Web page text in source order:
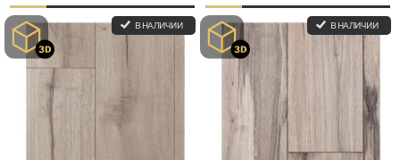
В НАЛИЧИИ В НАЛИЧИИ